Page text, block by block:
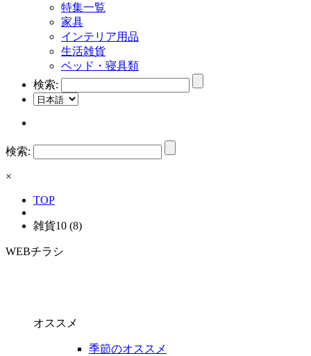
特集一覧
家具
インテリア用品
生活雑貨
ベッド・寝具類
検索:
検索:
×
TOP
雑貨10 (8)
WEBチラシ
オススメ
季節のオススメ